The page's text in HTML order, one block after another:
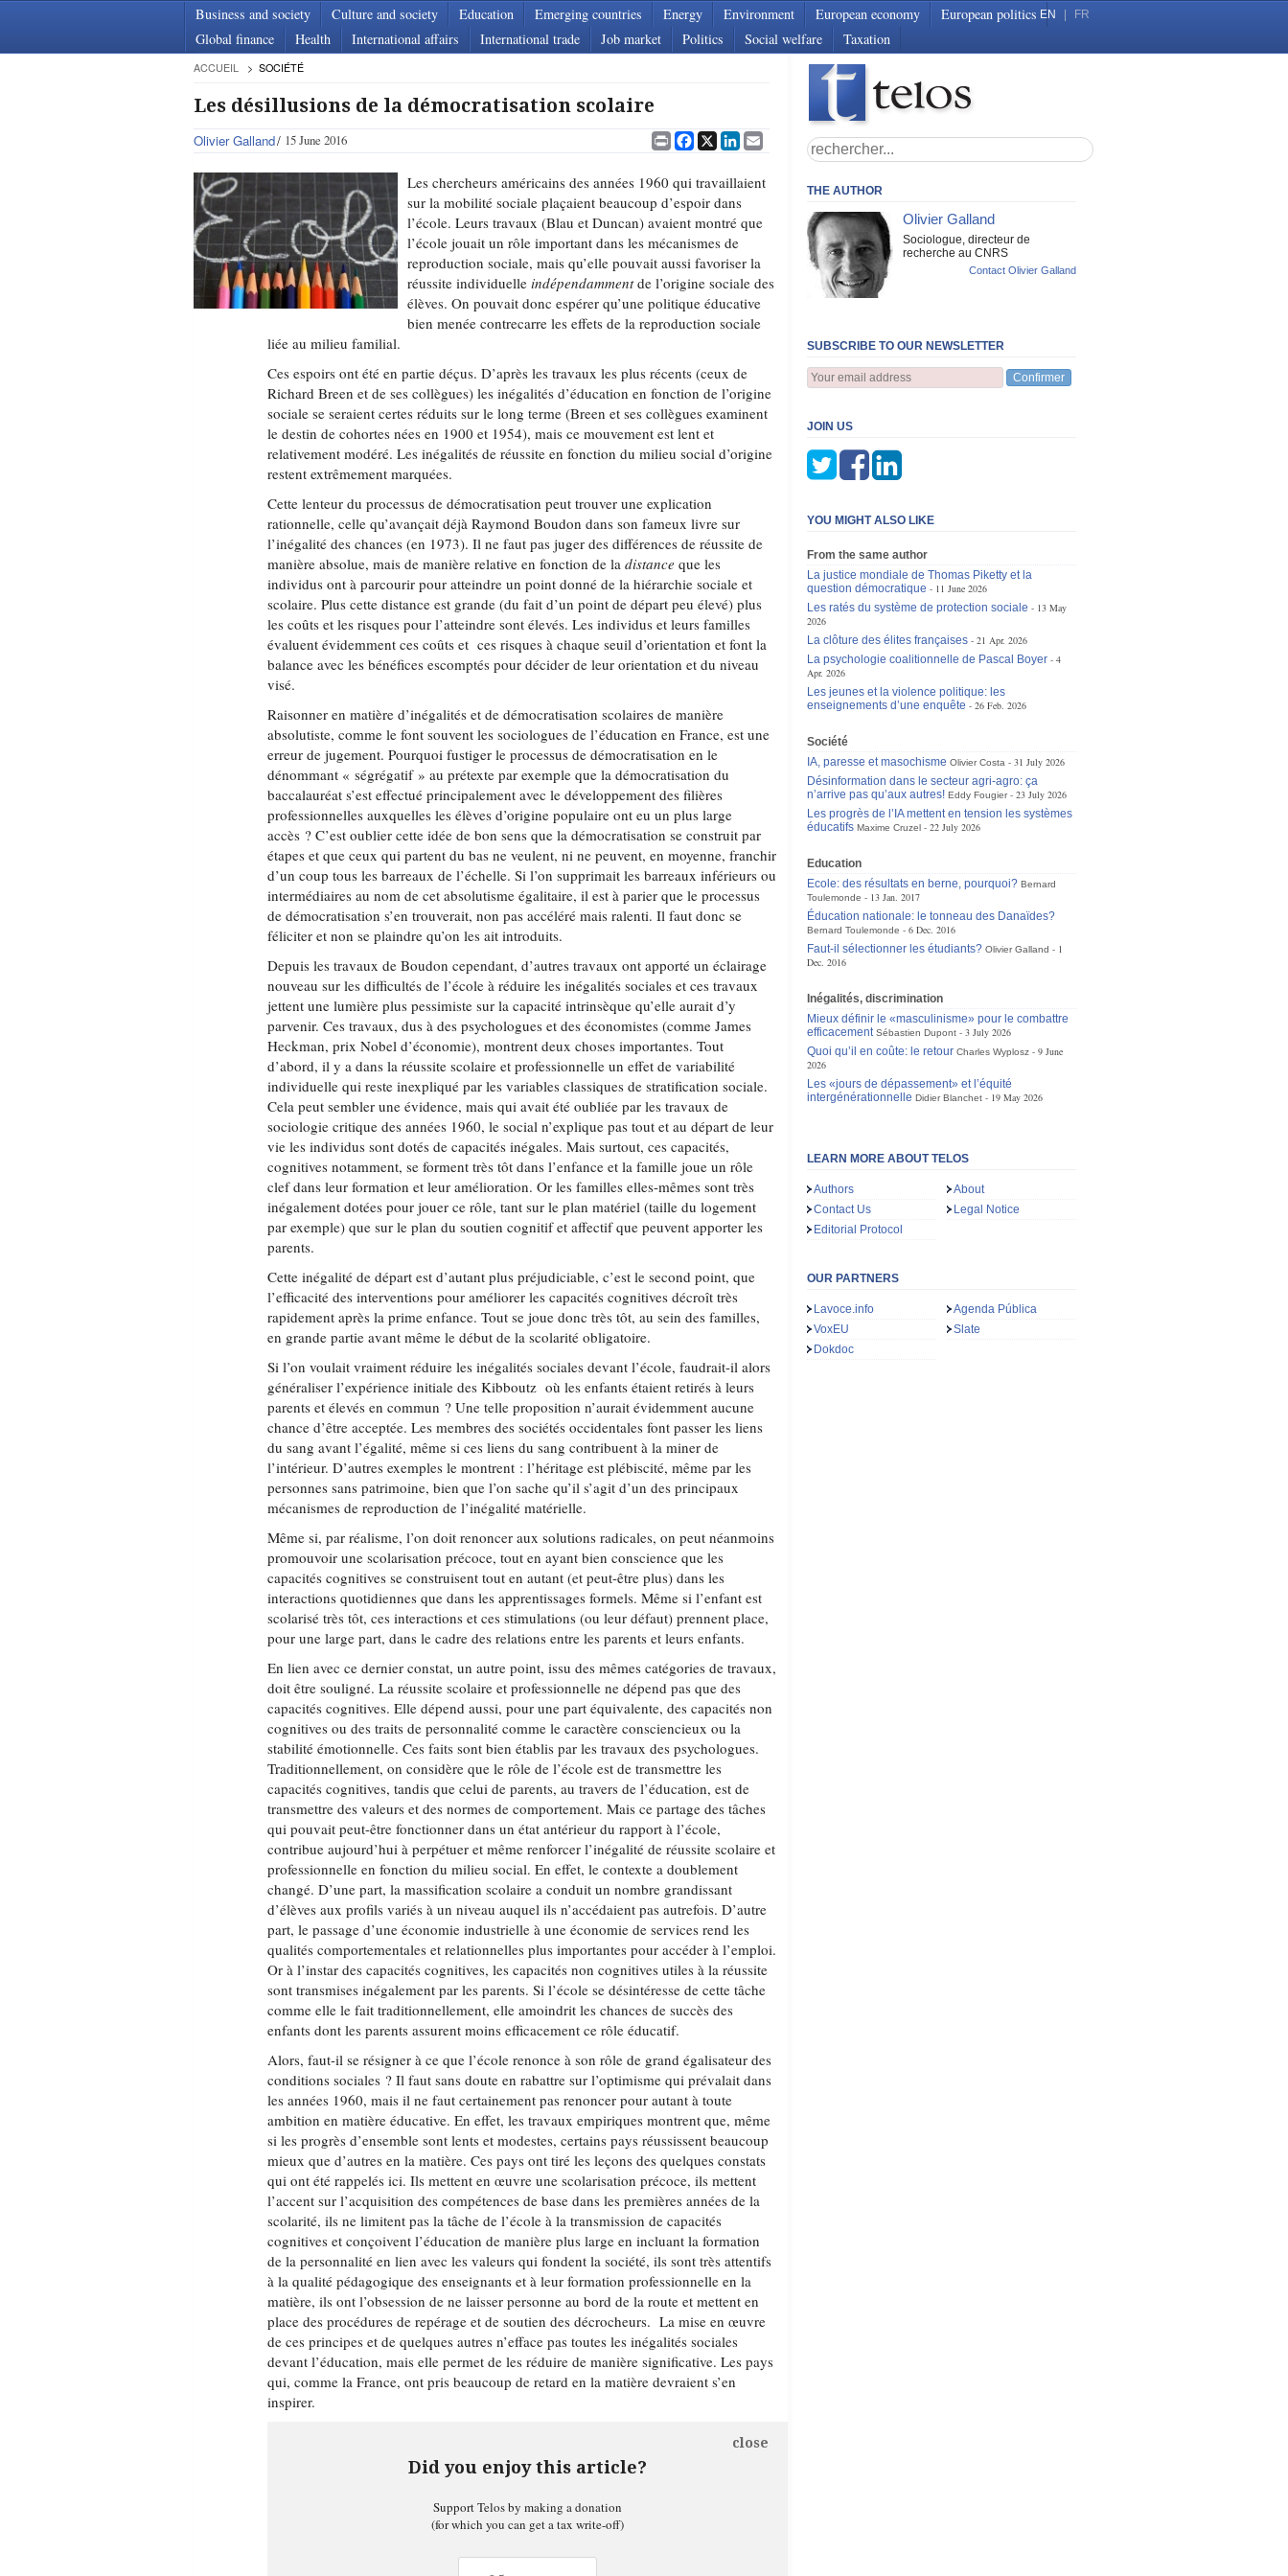
Business and society Culture and society Education Emerging countries Energy Environment European economy
European politics
Global finance
Health International affairs International trade Job market Politics Social welfare Taxation
EN FR
ACCUEIL SOCIÉTÉ
Les désillusions de la démocratisation scolaire
Olivier Galland 15 June 2016 PrintFacebook
X LinkedIn
Email
Les chercheurs américains des années 1960 qui travaillaient
sur la mobilité sociale plaçaient beaucoup d’espoir dans
l’école. Leurs travaux (Blau et Duncan) avaient montré que
l’école jouait un rôle important dans les mécanismes de
reproduction sociale, mais qu’elle pouvait aussi favoriser la
réussite individuelleindépendammentde l’origine sociale des
élèves. On pouvait donc espérer qu’une politique éducative
bien menée contrecarre les effets de la reproduction sociale
liée au milieu familial.
Ces espoirs ont été en partie déçus. D’après les travaux les plus récents (ceux de
Richard Breen et de ses collègues) les inégalités d’éducation en fonction de l’origine
sociale se seraient certes réduits sur le long terme (Breen et ses collègues examinent
le destin de cohortes nées en 1900 et 1954), mais ce mouvement est lent et
relativement modéré. Les inégalités de réussite en fonction du milieu social d’origine
restent extrêmement marquées.
Cette lenteur du processus de démocratisation peut trouver une explication
rationnelle, celle qu’avançait déjà Raymond Boudon dans son fameux livre sur
l’inégalité des chances (en 1973). Il ne faut pas juger des différences de réussite de
manière absolue, mais de manière relative en fonction de ladistance que les
individus ont à parcourir pour atteindre un point donné de la hiérarchie sociale et
scolaire. Plus cette distance est grande (du fait d’un point de départ peu élevé) plus
les coûts et les risques pour l’atteindre sont élevés. Les individus et leurs familles
évaluent évidemment ces coûts et ces risques à chaque seuil d’orientation et font la
balance avec les bénéfices escomptés pour décider de leur orientation et du niveau
visé.
Raisonner en matière d’inégalités et de démocratisation scolaires de manière
absolutiste, comme le font souvent les sociologues de l’éducation en France, est une
erreur de jugement. Pourquoi fustiger le processus de démocratisation en le
dénommant « ségrégatif » au prétexte par exemple que la démocratisation du
baccalauréat s’est effectué principalement avec le développement des filières
professionnelles auxquelles les élèves d’origine populaire ont eu un plus large
accès ? C’est oublier cette idée de bon sens que la démocratisation se construit par
étapes et que ceux qui partent du bas ne veulent, ni ne peuvent, en moyenne, franchir
d’un coup tous les barreaux de l’échelle. Si l’on supprimait les barreaux inférieurs ou
intermédiaires au nom de cet absolutisme égalitaire, il est à parier que le processus
de démocratisation s’en trouverait, non pas accéléré mais ralenti. Il faut donc se
féliciter et non se plaindre qu’on les ait introduits.
Depuis les travaux de Boudon cependant, d’autres travaux ont apporté un éclairage
nouveau sur les difficultés de l’école à réduire les inégalités sociales et ces travaux
jettent une lumière plus pessimiste sur la capacité intrinsèque qu’elle aurait d’y
parvenir. Ces travaux, dus à des psychologues et des économistes (comme James
Heckman, prix Nobel d’économie), montrent deux choses importantes. Tout
d’abord, il y a dans la réussite scolaire et professionnelle un effet de variabilité
individuelle qui reste inexpliqué par les variables classiques de stratification sociale.
Cela peut sembler une évidence, mais qui avait été oubliée par les travaux de
sociologie critique des années 1960, le social n’explique pas tout et au départ de leur
vie les individus sont dotés de capacités inégales. Mais surtout, ces capacités,
cognitives notamment, se forment très tôt dans l’enfance et la famille joue un rôle
clef dans leur formation et leur amélioration. Or les familles elles-mêmes sont très
inégalement dotées pour jouer ce rôle, tant sur le plan matériel (taille du logement
par exemple) que sur le plan du soutien cognitif et affectif que peuvent apporter les
parents.
Cette inégalité de départ est d’autant plus préjudiciable, c’est le second point, que
l’efficacité des interventions pour améliorer les capacités cognitives décroît très
rapidement après la prime enfance. Tout se joue donc très tôt, au sein des familles,
en grande partie avant même le début de la scolarité obligatoire.
Si l’on voulait vraiment réduire les inégalités sociales devant l’école, faudrait-il alors
généraliser l’expérience initiale des Kibboutz où les enfants étaient retirés à leurs
parents et élevés en commun ? Une telle proposition n’aurait évidemment aucune
chance d’être acceptée. Les membres des sociétés occidentales font passer les liens
du sang avant l’égalité, même si ces liens du sang contribuent à la miner de
l’intérieur. D’autres exemples le montrent : l’héritage est plébiscité, même par les
personnes sans patrimoine, bien que l’on sache qu’il s’agit d’un des principaux
mécanismes de reproduction de l’inégalité matérielle.
Même si, par réalisme, l’on doit renoncer aux solutions radicales, on peut néanmoins
promouvoir une scolarisation précoce, tout en ayant bien conscience que les
capacités cognitives se construisent tout en autant (et peut-être plus) dans les
interactions quotidiennes que dans les apprentissages formels. Même si l’enfant est
scolarisé très tôt, ces interactions et ces stimulations (ou leur défaut) prennent place,
pour une large part, dans le cadre des relations entre les parents et leurs enfants.
En lien avec ce dernier constat, un autre point, issu des mêmes catégories de travaux,
doit être souligné. La réussite scolaire et professionnelle ne dépend pas que des
capacités cognitives. Elle dépend aussi, pour une part équivalente, des capacités non
cognitives ou des traits de personnalité comme le caractère consciencieux ou la
stabilité émotionnelle. Ces faits sont bien établis par les travaux des psychologues.
Traditionnellement, on considère que le rôle de l’école est de transmettre les
capacités cognitives, tandis que celui de parents, au travers de l’éducation, est de
transmettre des valeurs et des normes de comportement. Mais ce partage des tâches
qui pouvait peut-être fonctionner dans un état antérieur du rapport à l’école,
contribue aujourd’hui à perpétuer et même renforcer l’inégalité de réussite scolaire et
professionnelle en fonction du milieu social. En effet, le contexte a doublement
changé. D’une part, la massification scolaire a conduit un nombre grandissant
d’élèves aux profils variés à un niveau auquel ils n’accédaient pas autrefois. D’autre
part, le passage d’une économie industrielle à une économie de services rend les
qualités comportementales et relationnelles plus importantes pour accéder à l’emploi.
Or à l’instar des capacités cognitives, les capacités non cognitives utiles à la réussite
sont transmises inégalement par les parents. Si l’école se désintéresse de cette tâche
comme elle le fait traditionnellement, elle amoindrit les chances de succès des
enfants dont les parents assurent moins efficacement ce rôle éducatif.
Alors, faut-il se résigner à ce que l’école renonce à son rôle de grand égalisateur des
conditions sociales ? Il faut sans doute en rabattre sur l’optimisme qui prévalait dans
les années 1960, mais il ne faut certainement pas renoncer pour autant à toute
ambition en matière éducative. En effet, les travaux empiriques montrent que, même
si les progrès d’ensemble sont lents et modestes, certains pays réussissent beaucoup
mieux que d’autres en la matière. Ces pays ont tiré les leçons des quelques constats
qui ont été rappelés ici. Ils mettent en œuvre une scolarisation précoce, ils mettent
l’accent sur l’acquisition des compétences de base dans les premières années de la
scolarité, ils ne limitent pas la tâche de l’école à la transmission de capacités
cognitives et conçoivent l’éducation de manière plus large en incluant la formation
de la personnalité en lien avec les valeurs qui fondent la société, ils sont très attentifs
à la qualité pédagogique des enseignants et à leur formation professionnelle en la
matière, ils ont l’obsession de ne laisser personne au bord de la route et mettent en
place des procédures de repérage et de soutien des décrocheurs. La mise en œuvre
de ces principes et de quelques autres n’efface pas toutes les inégalités sociales
devant l’éducation, mais elle permet de les réduire de manière significative. Les pays
qui, comme la France, ont pris beaucoup de retard en la matière devraient s’en
inspirer.
Did you enjoy this article?
close
Support Telos by making a donation
(for which you can get a tax write-off)
THE AUTHOR
Olivier Galland
Sociologue, directeur de
recherche au CNRS
Contact Olivier Galland
SUBSCRIBE TO OUR NEWSLETTER
Confirmer
JOIN US
YOU MIGHT ALSO LIKE
From the same author
La justice mondiale de Thomas Piketty et la
question démocratique
11 June 2026
Les ratés du système de protection sociale
13 May
2026
La clôture des élites françaises
21 Apr. 2026
La psychologie coalitionnelle de Pascal Boyer
4
Apr. 2026
Les jeunes et la violence politique: les
enseignements d’une enquête
26 Feb. 2026
Société
IA, paresse et masochisme Olivier Costa
31 July 2026
Désinformation dans le secteur agri-agro: ça
n’arrive pas qu’aux autres! Eddy Fougier
23 July 2026
Les progrès de l’IA mettent en tension les systèmes
éducatifs Maxime Cruzel 22 July 2026
Education
Ecole: des résultats en berne, pourquoi? Bernard
Toulemonde
13 Jan. 2017
Éducation nationale: le tonneau des Danaïdes?
Bernard Toulemonde
6 Dec. 2016
Faut-il sélectionner les étudiants? Olivier Galland
1
Dec. 2016
Inégalités, discrimination
Mieux définir le «masculinisme» pour le combattre
efficacement Sébastien Dupont
3 July 2026
Quoi qu’il en coûte: le retour Charles Wyplosz
9 June
2026
Les «jours de dépassement» et l’équité
intergénérationnelle Didier Blanchet 19 May 2026
LEARN MORE ABOUT TELOS
Authors
About
Contact Us
Legal Notice
Editorial Protocol
OUR PARTNERS
Lavoce.info
Agenda Pública
VoxEU
Slate
Dokdoc